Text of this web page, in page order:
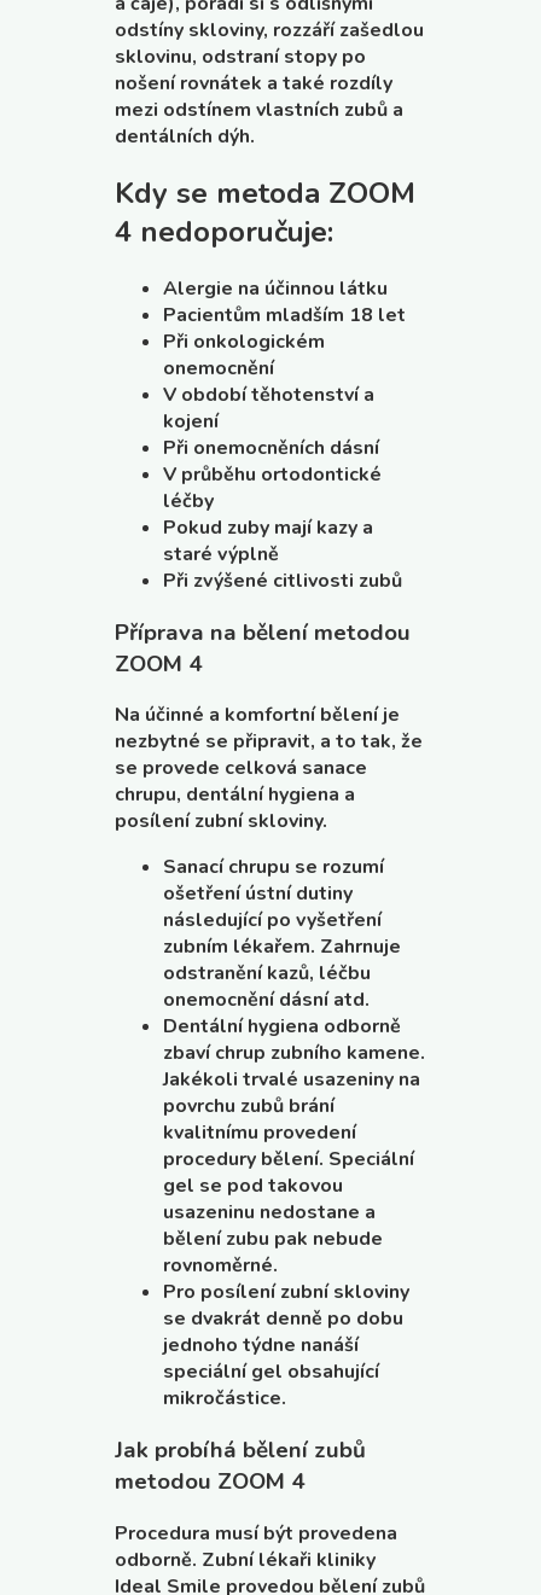
odstíny skloviny, rozzáří zašedlou
sklovinu, odstraní stopy po
nošení rovnátek a také rozdíly
mezi odstínem vlastních zubů a
dentálních dýh.
Kdy se metoda ZOOM
4 nedoporučuje:
Alergie na účinnou látku
Pacientům mladším 18 let
Při onkologickém
onemocnění
V období těhotenství a
kojení
Při onemocněních dásní
V průběhu ortodontické
léčby
Pokud zuby mají kazy a
staré výplně
Při zvýšené citlivosti zubů
Příprava na bělení metodou
ZOOM 4
Na účinné a komfortní bělení je
nezbytné se připravit, a to tak, že
se provede celková sanace
chrupu, dentální hygiena a
posílení zubní skloviny.
Sanací chrupu se rozumí
ošetření ústní dutiny
následující po vyšetření
zubním lékařem. Zahrnuje
odstranění kazů, léčbu
onemocnění dásní atd.
Dentální hygiena odborně
zbaví chrup zubního kamene.
Jakékoli trvalé usazeniny na
povrchu zubů brání
kvalitnímu provedení
procedury bělení. Speciální
gel se pod takovou
usazeninu nedostane a
bělení zubu pak nebude
rovnoměrné.
Pro posílení zubní skloviny
se dvakrát denně po dobu
jednoho týdne nanáší
speciální gel obsahující
mikročástice.
Jak probíhá bělení zubů
metodou ZOOM 4
Procedura musí být provedena
odborně. Zubní lékaři kliniky
Ideal Smile provedou bělení zubů